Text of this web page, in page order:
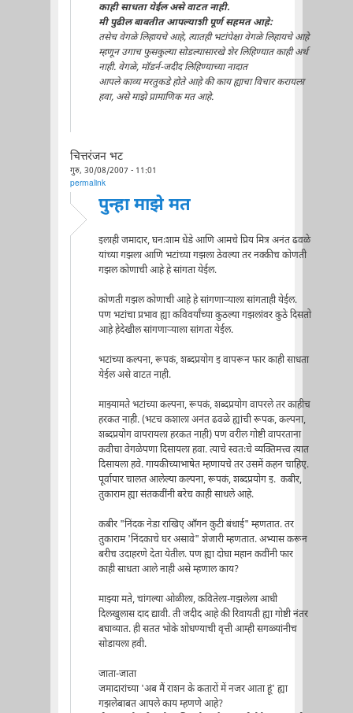
काही साधता येईल असे वाटत नाही.
मी पुढील बाबतीत आपल्याशी पूर्ण सहमत आहे:
तसेच वेगळे लिहायचे आहे, त्यातही भटांपेक्षा वेगळे लिहायचे आहे
म्हणून उगाच फुसकुल्या सोडल्यासारखे शेर लिहिण्यात काही अर्थ
नाही. वेगळे, मॉडर्न-जदीद लिहिण्याच्या नादात
आपले काव्य मरतुकडे होते आहे की काय ह्याचा विचार करायला
हवा, असे माझे प्रामाणिक मत आहे.
चित्तरंजन भट
गुरु, 30/08/2007 - 11:01
permalink
पुन्हा माझे मत
इलाही जमादार, घनःशाम धेंडे आणि आमचे प्रिय मित्र अनंत ढवळे
यांच्या गझला आणि भटांच्या गझला ठेवल्या तर नक्कीच कोणती
गझल कोणाची आहे हे सांगता येईल.
कोणती गझल कोणाची आहे हे सांगणाऱ्याला सांगताही येईल.
पण भटांचा प्रभाव ह्या कविवर्यांच्या कुठल्या गझलांवर कुठे दिसतो
आहे हेदेखील सांगणाऱ्याला सांगता येईल.
भटांच्या कल्पना, रूपकं, शब्दप्रयोग इ वापरून फार काही साधता
येईल असे वाटत नाही.
माझ्यामते भटांच्या कल्पना, रूपकं, शब्दप्रयोग वापरले तर काहीच
हरकत नाही. (भटच कशाला अनंत ढवळे ह्यांची रूपक, कल्पना,
शब्दप्रयोग वापरायला हरकत नाही) पण वरील गोष्टी वापरताना
कवीचा वेगळेपणा दिसायला हवा. त्याचे स्वतःचे व्यक्तिमत्त्व त्यात
दिसायला हवे. गायकीच्याभाषेत म्हणायचे तर उसमें कहन चाहिए.
पूर्वापार चालत आलेल्या कल्पना, रूपकं, शब्दप्रयोग इ. कबीर,
तुकाराम ह्या संतकवींनी बरेच काही साधले आहे.
कबीर "निंदक नेडा राखिए आँगन कुटी बंधाई" म्हणतात. तर
तुकाराम 'निंदकाचे घर असावे" शेजारी म्हणतात. अभ्यास करून
बरीच उदाहरणे देता येतील. पण ह्या दोघा महान कवींनी फार
काही साधता आले नाही असे म्हणाल काय?
माझ्या मते, चांगल्या ओळीला, कवितेला-गझलेला आधी
दिलखुलास दाद द्यावी. ती जदीद आहे की रिवायती ह्या गोष्टी नंतर
बघाव्यात. ही सतत भोके शोधण्याची वृत्ती आम्ही सगळ्यांनीच
सोडायला हवी.
जाता-जाता
जमादारांच्या 'अब मैं राशन के कतारों में नजर आता हूं' ह्या
गझलेबाबत आपले काय म्हणणे आहे?